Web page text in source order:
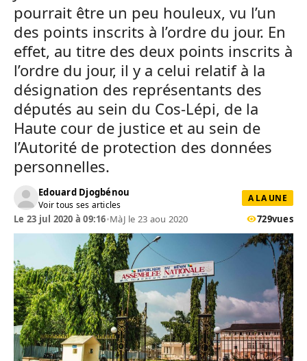
pourrait être un peu houleux, vu l’un
des points inscrits à l’ordre du jour. En
effet, au titre des deux points inscrits à
l’ordre du jour, il y a celui relatif à la
désignation des représentants des
députés au sein du Cos-Lépi, de la
Haute cour de justice et au sein de
l’Autorité de protection des données
personnelles.
Edouard Djogbénou
Voir tous ses articles
A LA UNE
Le 23 jul 2020 à 09:16•MàJ le 23 aou 2020 729vues